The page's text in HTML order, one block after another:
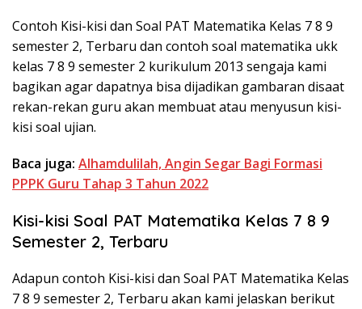
Contoh Kisi-kisi dan Soal PAT Matematika Kelas 7 8 9
semester 2, Terbaru dan contoh soal matematika ukk
kelas 7 8 9 semester 2 kurikulum 2013 sengaja kami
bagikan agar dapatnya bisa dijadikan gambaran disaat
rekan-rekan guru akan membuat atau menyusun kisi-
kisi soal ujian.
Baca juga: Alhamdulilah, Angin Segar Bagi Formasi
PPPK Guru Tahap 3 Tahun 2022
Kisi-kisi Soal PAT Matematika Kelas 7 8 9
Semester 2, Terbaru
Adapun contoh Kisi-kisi dan Soal PAT Matematika Kelas
7 8 9 semester 2, Terbaru akan kami jelaskan berikut